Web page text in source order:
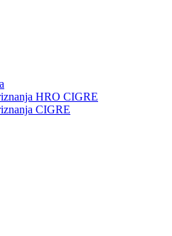
HRO CIGRE
CIGRE